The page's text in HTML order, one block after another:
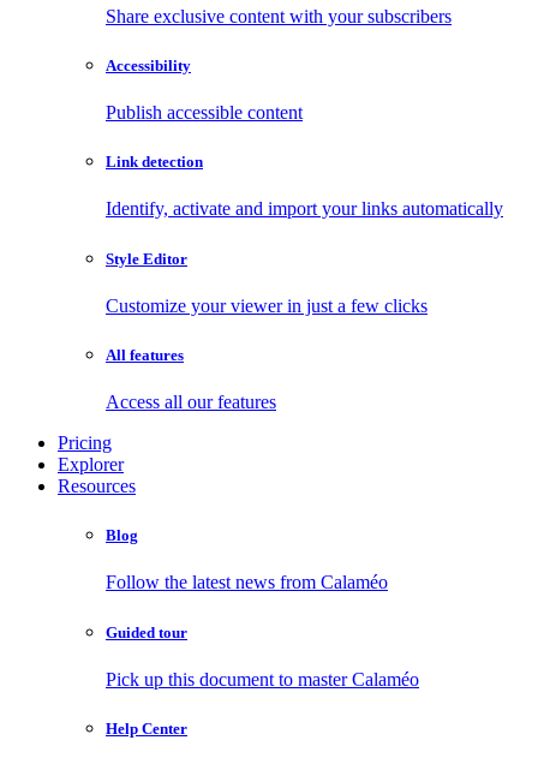
Share exclusive content with your subscribers
Accessibility
Publish accessible content
Link detection
Identify, activate and import your links automatically
Style Editor
Customize your viewer in just a few clicks
All features
Access all our features
Pricing
Explorer
Resources
Blog
Follow the latest news from Calaméo
Guided tour
Pick up this document to master Calaméo
Help Center